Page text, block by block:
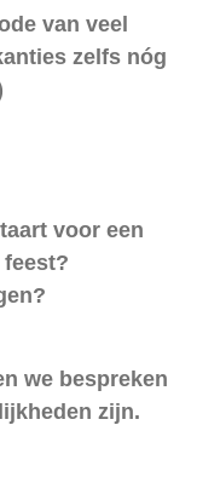
van veel
zelfs nóg
voor een
we bespreken
zijn.